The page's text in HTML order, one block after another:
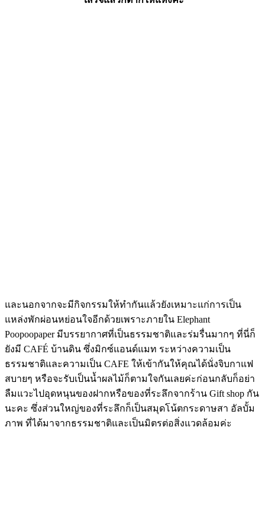
และนอกจากจะมีกิจกรรมให้ทำกันแล้วยังเหมาะแก่การเป็น
แหล่งพักผ่อนหย่อนใจอีกด้วยเพราะภายใน Elephant
Poopoopaper มีบรรยากาศที่เป็นธรรมชาติและร่มรื่นมากๆ ที่นี่ก็
ยังมี CAFÉ บ้านดิน ซึ่งมิกซ์แอนด์แมท ระหว่างความเป็น
ธรรมชาติและความเป็น CAFE ให้เข้ากันให้คุณได้นั่งจิบกาแฟ
สบายๆ หรือจะรับเป็นน้ำผลไม้ก็ตามใจกันเลยค่ะก่อนกลับก็อย่า
ลืมแวะไปอุดหนุนของฝากหรือของที่ระลึกจากร้าน Gift shop กัน
นะคะ ซึ่งส่วนใหญ่ของที่ระลึกก็เป็นสมุดโน้ตกระดาษสา อัลบั้ม
ภาพ ที่ได้มาจากธรรมชาติและเป็นมิตรต่อสิ่งแวดล้อมค่ะ